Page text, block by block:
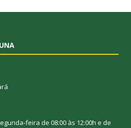
feira de 08:00 às 12:00h e de